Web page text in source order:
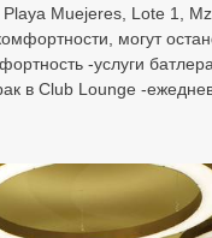
Muejeres, Lote 1,
могут
-услуги
в Club Lounge -